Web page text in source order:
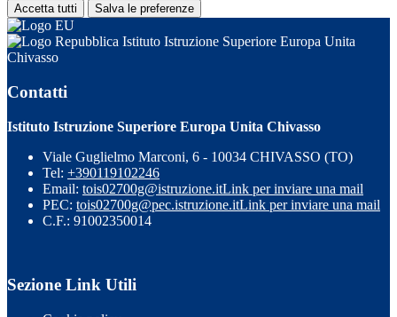
Accetta tutti Salva le preferenze
Istituto Istruzione Superiore Europa Unita
Chivasso
Contatti
Istituto Istruzione Superiore Europa Unita Chivasso
Viale Guglielmo Marconi, 6 - 10034 CHIVASSO (TO)
Tel: +390119102246
Email: tois02700g@istruzione.itLink per inviare una mail
PEC: tois02700g@pec.istruzione.itLink per inviare una mail
C.F.: 91002350014
Sezione Link Utili